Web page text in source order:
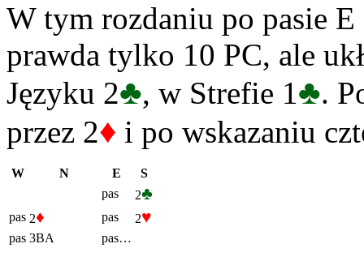
W tym rozdaniu po pasie
prawda tylko 10 PC, ale
Języku 2♣, w Strefie 1♣.
przez 2♦ i po wskazaniu
W N E
S
pas
2♣
pas 2♦ pas 2♥
pas 3BA pas…